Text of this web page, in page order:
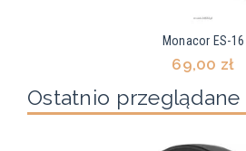
Monacor ES-16
69,00 zł
Ostatnio